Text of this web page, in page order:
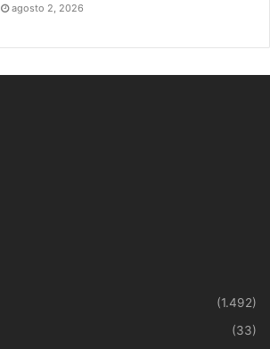
agosto 2, 2026
(1.492)
(33)